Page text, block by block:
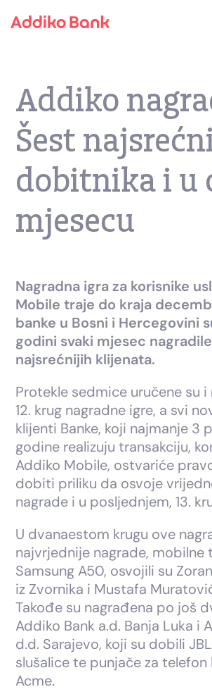
Addiko
Šest
dobitnika i u
mjesecu
Nagradna igra za korisnike
Mobile traje do kraja
banke u Bosni i Hercegovini
godini svaki mjesec
najsrećnijih klijenata.
Protekle sedmice uručene su i
12. krug nagradne igre, a svi
klijenti Banke, koji najmanje 3
godine realizuju transakciju,
Addiko Mobile, ostvariće
dobiti priliku da osvoje
nagrade i u posljednjem, 13.
U dvanaestom krugu ove
najvrjednije nagrade, mobilne
Samsung A50, osvojili su
iz Zvornika i Mustafa
Takođe su nagrađena po još
Addiko Bank a.d. Banja Luka i
d.d. Sarajevo, koji su dobili
slušalice te punjače za telefon
Acme.